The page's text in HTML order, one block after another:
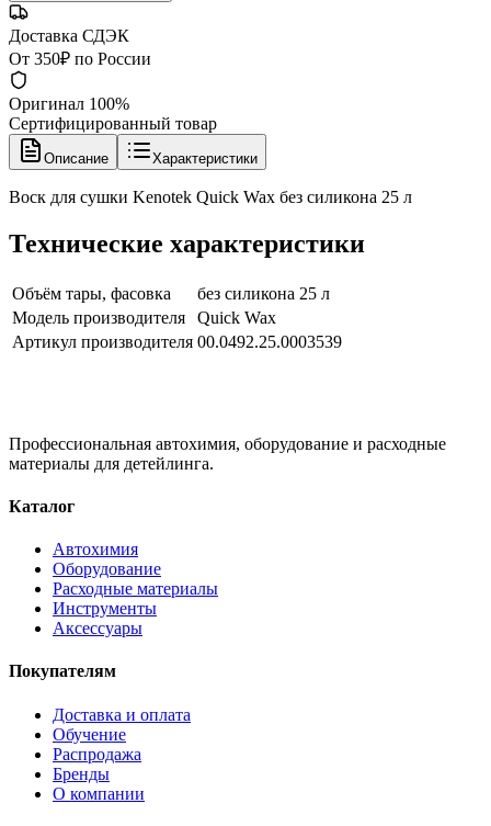
Доставка СДЭК
От 350₽ по России
Оригинал 100%
Сертифицированный товар
Описание Характеристики
Воск для сушки Kenotek Quick Wax без силикона 25 л
Технические характеристики
Объём тары, фасовка
без силикона 25 л
Модель производителя
Quick Wax
Артикул производителя 00.0492.25.0003539
Профессиональная автохимия, оборудование и расходные
материалы для детейлинга.
Каталог
Автохимия
Оборудование
Расходные материалы
Инструменты
Аксессуары
Покупателям
Доставка и оплата
Обучение
Распродажа
Бренды
О компании